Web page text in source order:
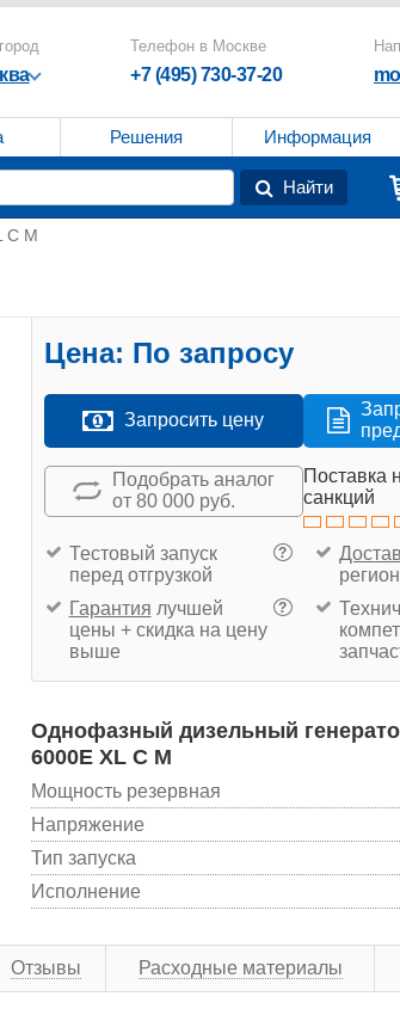
Телефон в Москве
+7 (495) 730-37-20
Решения Информация
Найти
C M
Цена: По запросу
Запросить цену
Подобрать аналог
от 80 000 руб.
Поставка
санкций
?
Тестовый запуск
перед отгрузкой
?
Гарантия лучшей
цены + скидка на цену
выше
Однофазный дизельный
6000E XL C M
Мощность резервная
Напряжение
Тип запуска
Исполнение
Отзывы Расходные материалы